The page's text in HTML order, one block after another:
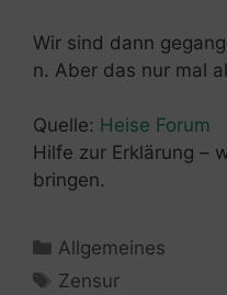
Wir sind dann
n. Aber das nur mal
Quelle: Heise Forum
Hilfe zur Erklärung –
bringen.
Kategorien
Allgemeines
Schlagwörter
Zensur